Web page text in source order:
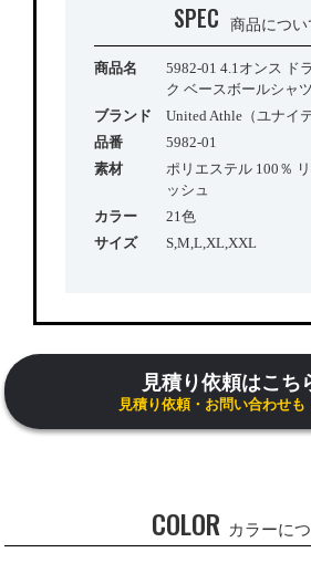
SPEC 商品につい
商品名
5982-01 4.1オンス ド
ク ベースボールシャツ
ブランド
United Athle（ユナイ
品番
5982-01
素材
ポリエステル 100％
ッシュ
カラー
21色
サイズ
S,M,L,XL,XXL
見積り依頼はこち
見積り依頼・お問い合わせも
COLOR カラーに